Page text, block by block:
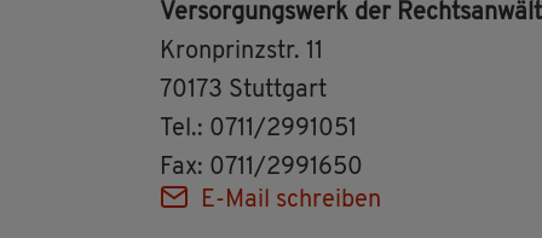
Ver­sor­gungs­werk der
Kron­prinz­str. 11
70173 Stutt­gart
Tel.: 0711/2991051
Fax: 0711/2991650
E-Mail schrei­ben